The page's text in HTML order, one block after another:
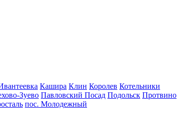
Кашира Клин Королев Котельники
Зуево Павловский Посад Подольск Протвино
пос. Молодежный